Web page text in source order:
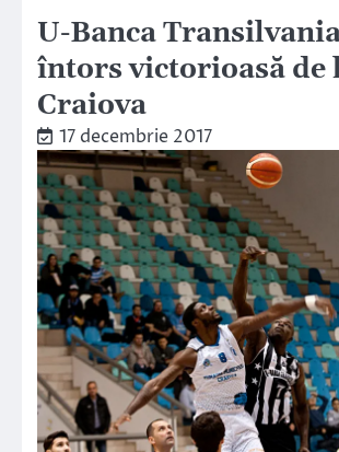
U-Banca
întors victorioasă de
Craiova
17 decembrie 2017